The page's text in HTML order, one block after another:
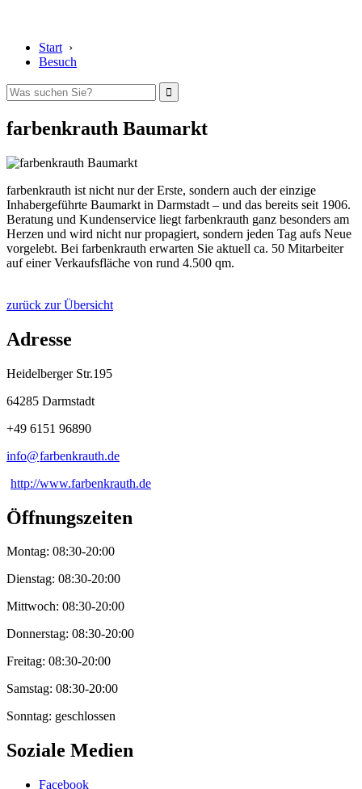
Start ›
Besuch
farbenkrauth Baumarkt
farbenkrauth ist nicht nur der Erste, sondern auch der einzige
Inhabergeführte Baumarkt in Darmstadt – und das bereits seit 1906.
Beratung und Kundenservice liegt farbenkrauth ganz besonders am
Herzen und wird nicht nur propagiert, sondern jeden Tag aufs Neue
vorgelebt. Bei farbenkrauth erwarten Sie aktuell ca. 50 Mitarbeiter
auf einer Verkaufsfläche von rund 4.500 qm.
zurück zur Übersicht
Adresse
Heidelberger Str.195
64285 Darmstadt
+49 6151 96890
info@farbenkrauth.de
http://www.farbenkrauth.de
Öffnungszeiten
Montag: 08:30-20:00
Dienstag: 08:30-20:00
Mittwoch: 08:30-20:00
Donnerstag: 08:30-20:00
Freitag: 08:30-20:00
Samstag: 08:30-20:00
Sonntag: geschlossen
Soziale Medien
Facebook